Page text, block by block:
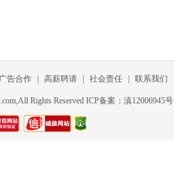
广告合作 高薪聘请 社会责任 联系我们
Rights Reserved ICP备案：滇12006945号